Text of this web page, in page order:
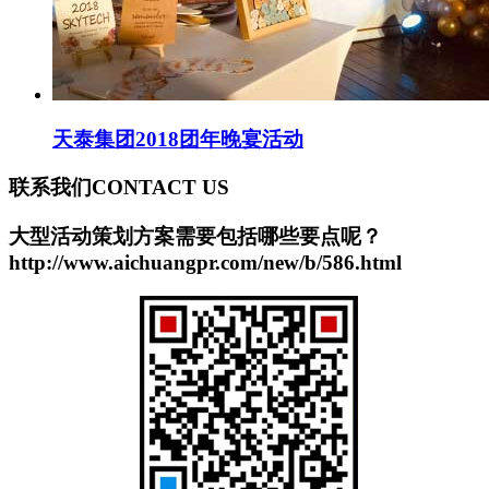
天泰集团2018团年晚宴活动
联系我们CONTACT US
大型活动策划方案需要包括哪些要点呢？
http://www.aichuangpr.com/new/b/586.html